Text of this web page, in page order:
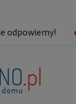
odpowiemy!